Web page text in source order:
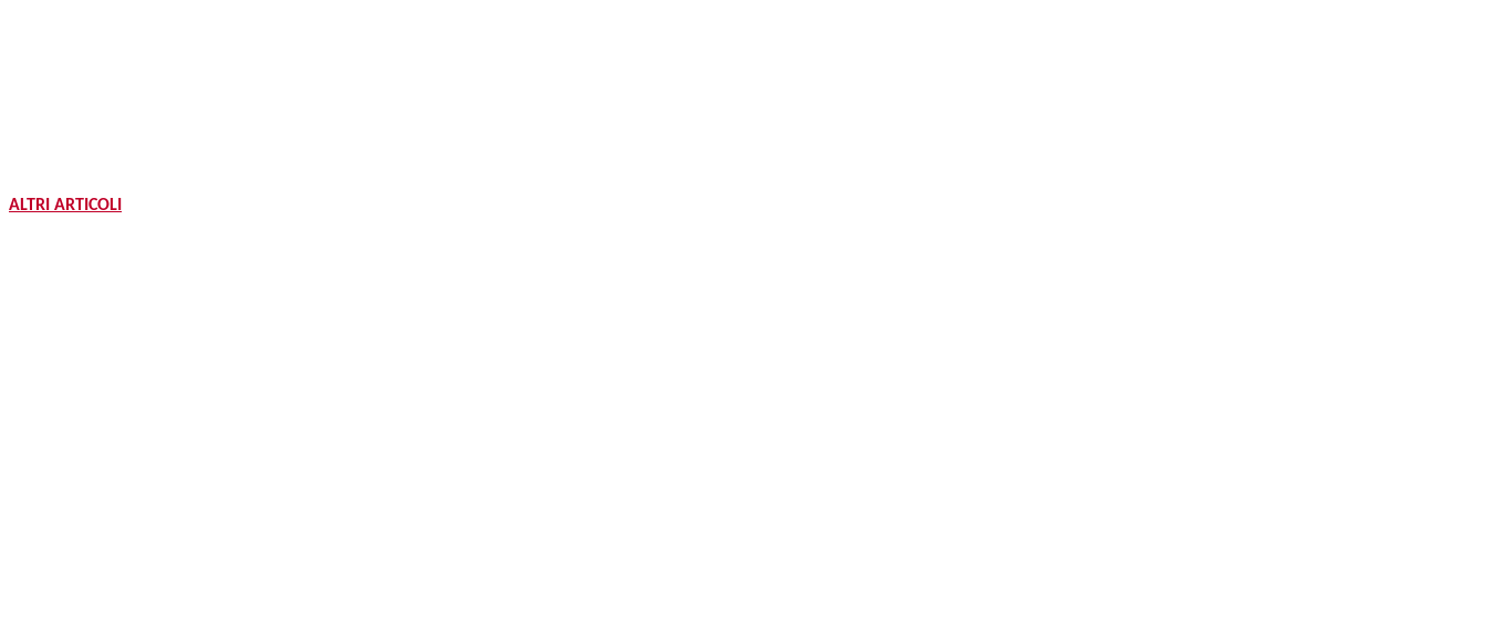
ALTRI ARTICOLI